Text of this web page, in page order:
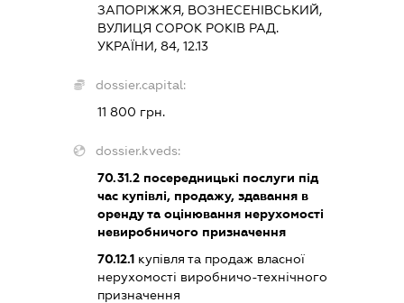
ЗАПОРІЖЖЯ, ВОЗНЕСЕНІВСЬКИЙ,
ВУЛИЦЯ СОРОК РОКІВ РАД.
УКРАЇНИ, 84, 12.13
dossier.capital:
11 800 грн.
dossier.kveds:
70.31.2 посередницькі послуги під
час купівлі, продажу, здавання в
оренду та оцінювання нерухомості
невиробничого призначення
70.12.1 купівля та продаж власної
нерухомості виробничо-технічного
призначення